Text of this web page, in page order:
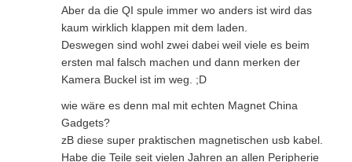
Aber da die QI spule immer wo anders ist wird das
kaum wirklich klappen mit dem laden.
Deswegen sind wohl zwei dabei weil viele es beim
ersten mal falsch machen und dann merken der
Kamera Buckel ist im weg. ;D
wie wäre es denn mal mit echten Magnet China
Gadgets?
zB diese super praktischen magnetischen usb kabel.
Habe die Teile seit vielen Jahren an allen Peripherie